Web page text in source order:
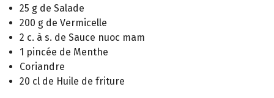
25 g de Salade
200 g de Vermicelle
2 c. à s. de Sauce nuoc mam
1 pincée de Menthe
Coriandre
20 cl de Huile de friture